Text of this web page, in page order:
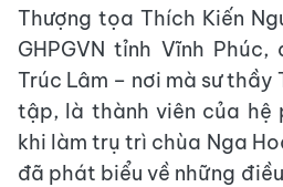
Thượng tọa Thích Kiến
GHPGVN tỉnh Vĩnh
Trúc Lâm – nơi mà sư thầy
tập, là thành viên của hệ
khi làm trụ trì chùa Nga
đã phát biểu về những